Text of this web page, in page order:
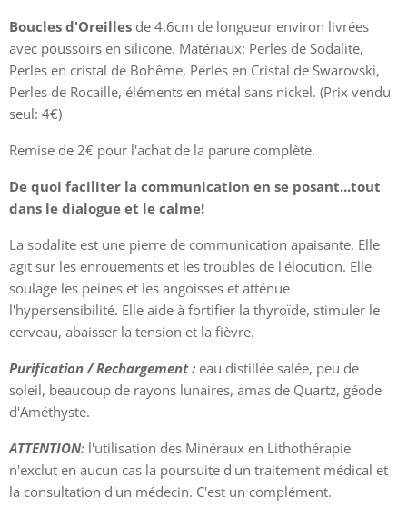
Boucles d'Oreilles de 4.6cm de longueur environ livrées
avec poussoirs en silicone. Matériaux: Perles de Sodalite,
Perles en cristal de Bohême, Perles en Cristal de Swarovski,
Perles de Rocaille, éléments en métal sans nickel. (Prix vendu
seul: 4€)
Remise de 2€ pour l'achat de la parure complète.
De quoi faciliter la communication en se posant...tout
dans le dialogue et le calme!
La sodalite est une pierre de communication apaisante. Elle
agit sur les enrouements et les troubles de l'élocution. Elle
soulage les peines et les angoisses et atténue
l'hypersensibilité. Elle aide à fortifier la thyroïde, stimuler le
cerveau, abaisser la tension et la fièvre.
Purification / Rechargement : eau distillée salée, peu de
soleil, beaucoup de rayons lunaires, amas de Quartz, géode
d'Améthyste.
ATTENTION: l'utilisation des Minéraux en Lithothérapie
n'exclut en aucun cas la poursuite d'un traitement médical et
la consultation d'un médecin. C'est un complément.